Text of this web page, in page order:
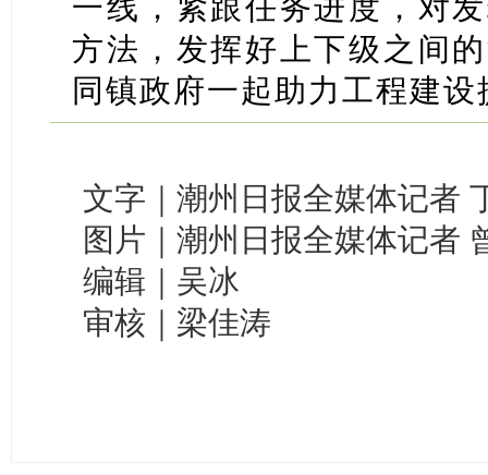
方法，发挥好上下级之间
同镇政府一起助力工程建
文字｜潮州日报全媒体记者
图片｜潮州日报全媒体记者
编辑｜吴冰
审核｜梁佳涛